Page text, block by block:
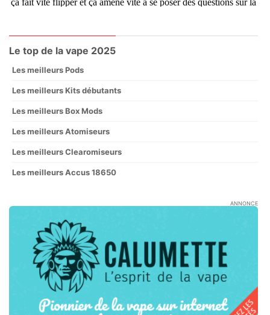
Le top de la vape 2025
Les meilleurs Pods
Les meilleurs Kits débutants
Les meilleurs Box Mods
Les meilleurs Atomiseurs
Les meilleurs Clearomiseurs
Les meilleurs Accus 18650
ANNONCE